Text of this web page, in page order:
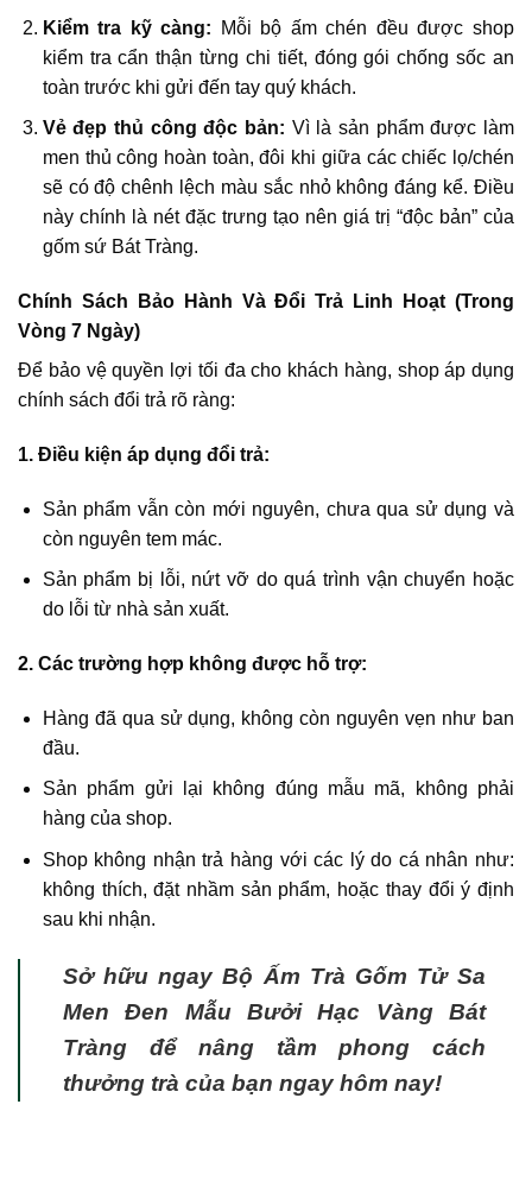
Kiểm tra kỹ càng: Mỗi bộ ấm chén đều được shop
kiểm tra cẩn thận từng chi tiết, đóng gói chống sốc an
toàn trước khi gửi đến tay quý khách.
Vẻ đẹp thủ công độc bản: Vì là sản phẩm được làm
men thủ công hoàn toàn, đôi khi giữa các chiếc lọ/chén
sẽ có độ chênh lệch màu sắc nhỏ không đáng kể. Điều
này chính là nét đặc trưng tạo nên giá trị “độc bản” của
gốm sứ Bát Tràng.
Chính Sách Bảo Hành Và Đổi Trả Linh Hoạt (Trong
Vòng 7 Ngày)
Để bảo vệ quyền lợi tối đa cho khách hàng, shop áp dụng
chính sách đổi trả rõ ràng:
1. Điều kiện áp dụng đổi trả:
Sản phẩm vẫn còn mới nguyên, chưa qua sử dụng và
còn nguyên tem mác.
Sản phẩm bị lỗi, nứt vỡ do quá trình vận chuyển hoặc
do lỗi từ nhà sản xuất.
2. Các trường hợp không được hỗ trợ:
Hàng đã qua sử dụng, không còn nguyên vẹn như ban
đầu.
Sản phẩm gửi lại không đúng mẫu mã, không phải
hàng của shop.
Shop không nhận trả hàng với các lý do cá nhân như:
không thích, đặt nhầm sản phẩm, hoặc thay đổi ý định
sau khi nhận.
Sở hữu ngay Bộ Ấm Trà Gốm Tử Sa
Men Đen Mẫu Bưởi Hạc Vàng Bát
Tràng để nâng tầm phong cách
thưởng trà của bạn ngay hôm nay!